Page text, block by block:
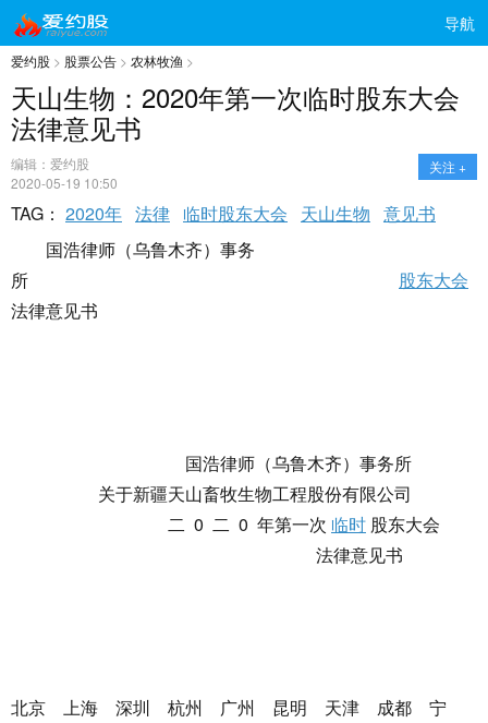
导航
爱约股 > 股票公告 > 农林牧渔 >
天山生物：2020年第一次临时股东大会
法律意见书
编辑：爱约股
2020-05-19 10:50
关注 +
TAG： 2020年 法律 临时股东大会 天山生物 意见书
国浩律师（乌鲁木齐）事务
所
股东大会
法律意见书
国浩律师（乌鲁木齐）事务所
关于新疆天山畜牧生物工程股份有限公司
二 0 二 0 年第一次 临时 股东大会
法律意见书
北京 上海 深圳 杭州 广州 昆明 天津 成都 宁